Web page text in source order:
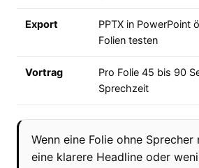
Export
PPTX in PowerPoint
Folien testen
Vortrag
Pro Folie 45 bis 90
Sprechzeit
Wenn eine Folie ohne
eine klarere Headline oder